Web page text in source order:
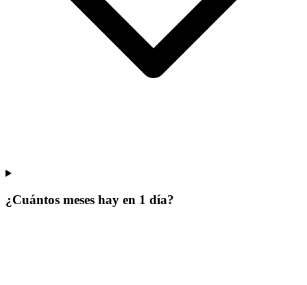
¿Cuántos meses hay en 1 día?